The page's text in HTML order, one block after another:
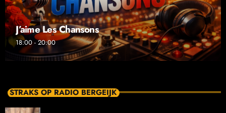
J’aime Les Chansons
18:00 - 20:00
STRAKS OP RADIO BERGEIJK